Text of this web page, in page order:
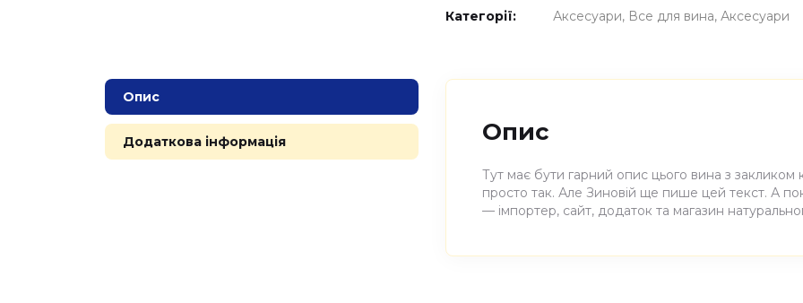
Категорії:
Аксесуари Все для вина Аксесуари
Опис
Додаткова інформація Опис
Тут має бути гарний опис цього вина з
просто так. Але Зиновій ще пише цей текст. А
— імпортер, сайт, додаток та магазин